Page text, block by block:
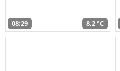
08:29 8,2 °C